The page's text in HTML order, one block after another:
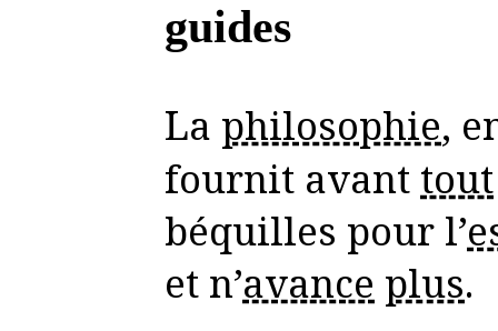
guides
La philosophie,
fournit avant tout
béquilles pour l’
et n’avance plus.